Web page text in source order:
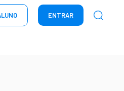
ENTRAR